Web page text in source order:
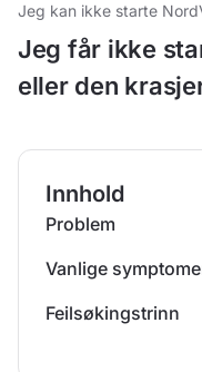
Jeg kan ikke starte
Jeg får ikke
eller den
Innhold
Problem
Vanlige
Feilsøkingstrinn